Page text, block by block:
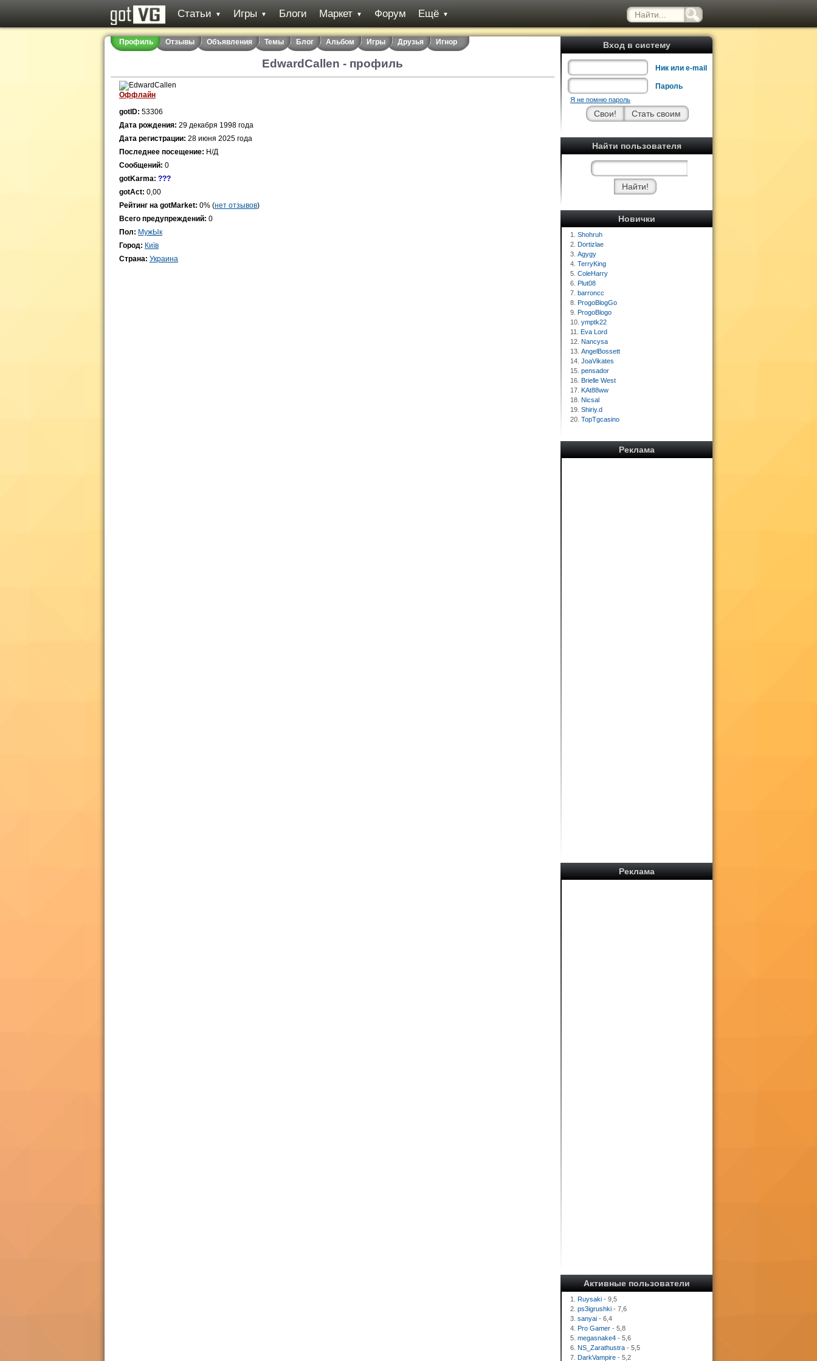
Статьи ▼ Игры ▼ Блоги Маркет ▼ Форум Ещё ▼
Вход в систему
Ник или e-mail
Пароль
Я не помню пароль
Найти пользователя
Новички
1. Shohruh
2. Dortizlae
3. Agygy
4. TerryKing
5. ColeHarry
6. Plut08
7. barroncc
8. ProgoBlogGo
9. ProgoBlogo
10. ymptk22
11. Eva Lord
12. Nancysa
13. AngelBossett
14. JoaVikates
15. pensador
16. Brielle West
17. KAt88ww
18. Nicsal
19. Shiriy.d
20. TopTgcasino
Реклама
Реклама
Активные пользователи
1. Ruysaki - 9,5
2. ps3igrushki - 7,6
3. sanyai - 6,4
4. Pro Gamer - 5,8
5. megasnake4 - 5,6
6. NS_Zarathustra - 5,5
7. DarkVampire - 5,2
Профиль Отзывы Объявления Темы Блог Альбом Игры Друзья Игнор
EdwardCallen - профиль
Оффлайн
gotID: 53306
Дата рождения: 29 декабря 1998 года
Дата регистрации: 28 июня 2025 года
Последнее посещение: Н/Д
Сообщений: 0
gotKarma: ???
gotAct: 0,00
Рейтинг на gotMarket: 0% (нет отзывов)
Всего предупреждений: 0
Пол: МужЫк
Город: Київ
Страна: Украина